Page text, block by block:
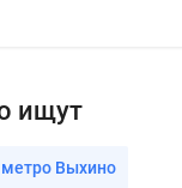
ищут
Выхино